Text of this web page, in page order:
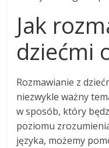
Jak
dziećmi
Rozmawianie z
niezwykle ważny
w sposób, który
poziomu
języka, możemy